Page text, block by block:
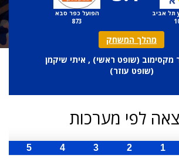
הפועל כפר סבא
873
מהלך המשחק
מקסימוב (שופט ראשי) , איתי שיקמן
(שופט עוזר)
לפי מערכות
1
2
3
4
5